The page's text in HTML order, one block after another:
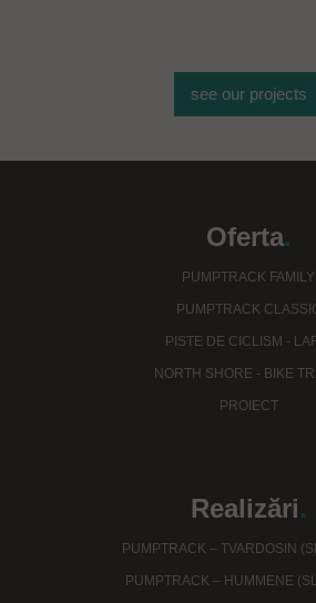
see our projects
Oferta.
PUMPTRACK FAMILY
PUMPTRACK
PISTE DE CICLISM -
NORTH SHORE - BIKE
PROIECT
Realizări.
PUMPTRACK – TVARDOSIN
PUMPTRACK – HUMMENE